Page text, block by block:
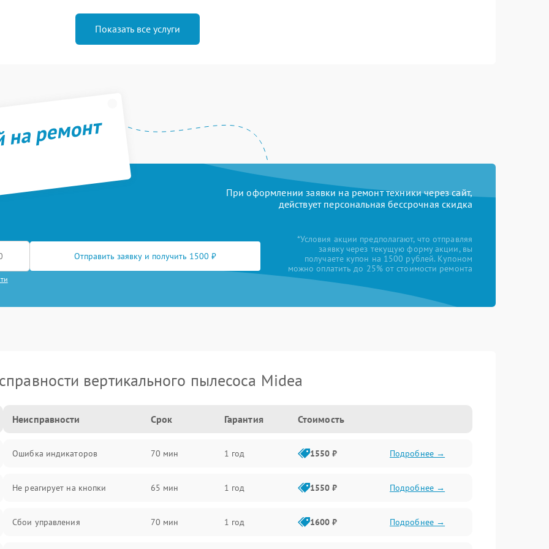
Показать все услуги
ремонт
При оформлении заявки на ремонт техники через сайт,
действует персональная бессрочная скидка
Отправить заявку и получить 1500 ₽
*Условия акции предполагают, что отправляя
заявку через текущую форму акции, вы
получаете купон на 1500 рублей. Купоном
можно оплатить до 25% от стоимости ремонта
вертикального пылесоса Midea
Неисправности Срок Гарантия Стоимость
Ошибка индикаторов 70 мин 1 год 1550 ₽ Подробнее →
Не реагирует на кнопки 65 мин 1 год 1550 ₽ Подробнее →
Сбои управления 70 мин 1 год 1600 ₽ Подробнее →